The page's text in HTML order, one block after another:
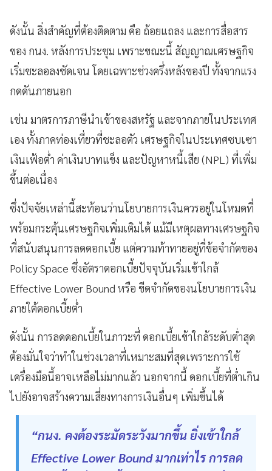
ดังนั้น สิ่งสำคัญที่ต้องติดตาม คือ ถ้อยแถลง และการสื่อสาร
ของ กนง. หลังการประชุม เพราะขณะนี้ สัญญาณเศรษฐกิจ
เริ่มชะลอลงชัดเจน โดยเฉพาะช่วงครึ่งหลังของปี ทั้งจากแรง
กดดันภายนอก
เช่น มาตรการภาษีนำเข้าของสหรัฐ และจากภายในประเทศ
เอง ทั้งภาคท่องเที่ยวที่ชะลอตัว เศรษฐกิจในประเทศซบเซา
เงินเฟ้อต่ำ ค่าเงินบาทแข็ง และปัญหาหนี้เสีย (NPL) ที่เพิ่ม
ขึ้นต่อเนื่อง
ซึ่งปัจจัยเหล่านี้สะท้อนว่านโยบายการเงินควรอยู่ในโหมดที่
พร้อมกระตุ้นเศรษฐกิจเพิ่มเติมได้ แม้มีเหตุผลทางเศรษฐกิจ
ที่สนับสนุนการลดดอกเบี้ย แต่ความท้าทายอยู่ที่ข้อจำกัดของ
Policy Space ซึ่งอัตราดอกเบี้ยปัจจุบันเริ่มเข้าใกล้
Effective Lower Bound หรือ ขีดจำกัดของนโยบายการเงิน
ภายใต้ดอกเบี้ยต่ำ
ดังนั้น การลดดอกเบี้ยในภาวะที่ ดอกเบี้ยเข้าใกล้ระดับต่ำสุด
ต้องมั่นใจว่าทำในช่วงเวลาที่เหมาะสมที่สุดเพราะการใช้
เครื่องมือนี้อาจเหลือไม่มากแล้ว นอกจากนี้ ดอกเบี้ยที่ต่ำเกิน
ไปยังอาจสร้างความเสี่ยงทางการเงินอื่นๆ เพิ่มขึ้นได้
“กนง. คงต้องระมัดระวังมากขึ้น ยิ่งเข้าใกล้
Effective Lower Bound มากเท่าไร การลด